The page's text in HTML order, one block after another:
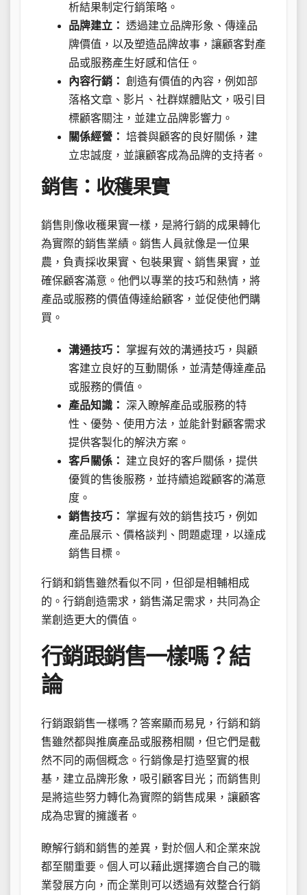
析結果制定行銷策略。
品牌建立： 透過建立品牌形象、傳達品
牌價值，以及塑造品牌故事，讓顧客對產
品或服務產生好感和信任。
內容行銷： 創造有價值的內容，例如部
落格文章、影片、社群媒體貼文，吸引目
標顧客關注，並建立品牌影響力。
關係經營： 培養與顧客的良好關係，建
立忠誠度，並讓顧客成為品牌的支持者。
銷售：收穫果實
銷售則像收穫果實一樣，是將行銷的成果轉化
為實際的銷售業績。銷售人員就像是一位果
農，負責採收果實、包裝果實、銷售果實，並
確保顧客滿意。他們以專業的技巧和熱情，將
產品或服務的價值傳達給顧客，並促使他們購
買。
溝通技巧：
掌握有效的溝通技巧，與顧
客建立良好的互動關係，並清楚傳達產品
或服務的價值。
產品知識： 深入瞭解產品或服務的特
性、優勢、使用方法，並能針對顧客需求
提供客製化的解決方案。
客戶關係：
建立良好的客戶關係，提供
優質的售後服務，並持續追蹤顧客的滿意
度。
銷售技巧：
掌握有效的銷售技巧，例如
產品展示、價格談判、問題處理，以達成
銷售目標。
行銷和銷售雖然看似不同，但卻是相輔相成
的。行銷創造需求，銷售滿足需求，共同為企
業創造更大的價值。
行銷跟銷售一樣嗎？結
論
行銷跟銷售一樣嗎？答案顯而易見，行銷和銷
售雖然都與推廣產品或服務相關，但它們是截
然不同的兩個概念。行銷像是打造堅實的根
基，建立品牌形象，吸引顧客目光；而銷售則
是將這些努力轉化為實際的銷售成果，讓顧客
成為忠實的擁護者。
瞭解行銷和銷售的差異，對於個人和企業來說
都至關重要。個人可以藉此選擇適合自己的職
業發展方向，而企業則可以透過有效整合行銷